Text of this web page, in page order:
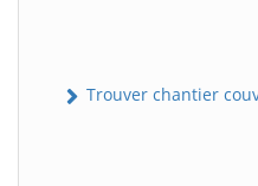
Trouver chantier